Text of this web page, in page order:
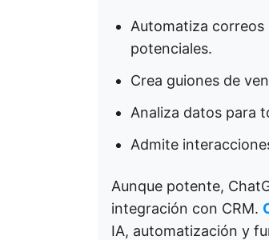
Automatiza
potenciales.
Crea guiones de
Analiza datos para
Admite
Aunque potente,
integración con CRM.
IA, automatización y